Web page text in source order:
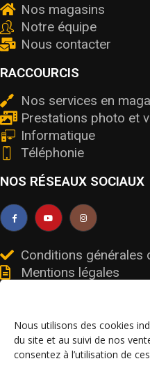
Nous utilisons des cookies
du site et au suivi de nos
consentez à l’utilisation de
Nos magasins
Notre équipe
Nous contacter
RACCOURCIS
Nos services en
Prestations photo et
Informatique
Téléphonie
NOS RÉSEAUX SOCIAUX
Conditions générales
Mentions légales